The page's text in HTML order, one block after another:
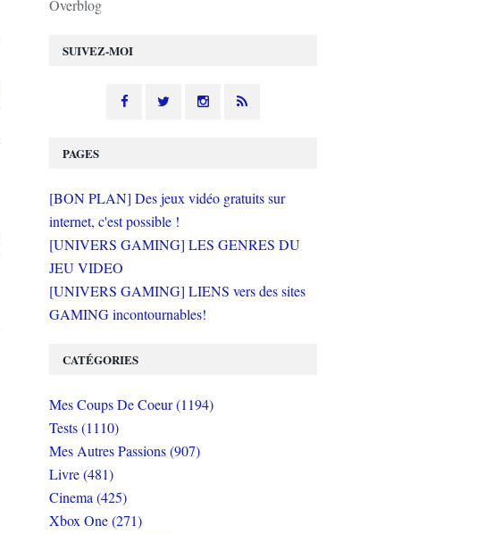
SUIVEZ-MOI
Overblog
PAGES
[BON PLAN] Des jeux vidéo gratuits sur
internet, c'est possible !
[UNIVERS GAMING] LES GENRES DU
JEU VIDEO
[UNIVERS GAMING] LIENS vers des sites
GAMING incontournables!
CATÉGORIES
Mes Coups De Coeur (1194)
Tests (1110)
Mes Autres Passions (907)
Livre (481)
Cinema (425)
Xbox One (271)